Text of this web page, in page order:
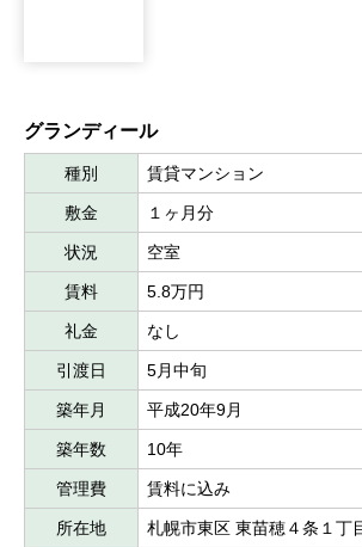
グランディール
種別 賃貸マンション
敷金 １ヶ月分
状況 空室
賃料 5.8万円
礼金 なし
引渡日 5月中旬
築年月 平成20年9月
築年数 10年
管理費 賃料に込み
所在地 札幌市東区 東苗穂４条１丁